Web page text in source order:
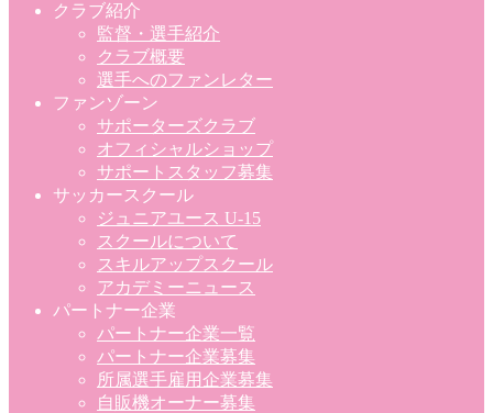
クラブ紹介
監督・選手紹介
クラブ概要
選手へのファンレター
ファンゾーン
サポーターズクラブ
オフィシャルショップ
サポートスタッフ募集
サッカースクール
ジュニアユース U-15
スクールについて
スキルアップスクール
アカデミーニュース
パートナー企業
パートナー企業一覧
パートナー企業募集
所属選手雇用企業募集
自販機オーナー募集